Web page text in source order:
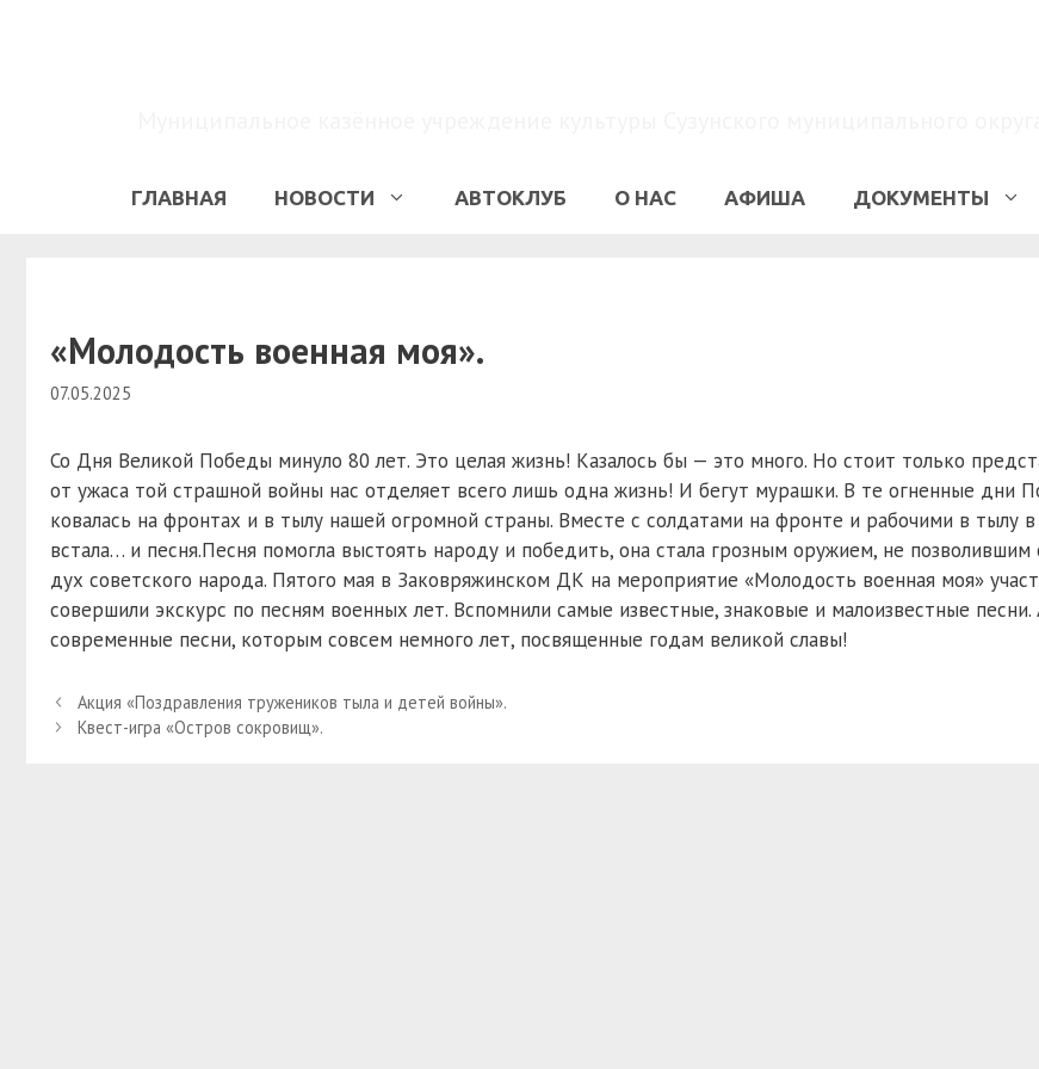
ГЛАВНАЯ НОВОСТИ АВТОКЛУБ О НАС АФИША ДОКУМЕНТЫ
«Молодость военная моя».
07.05.2025
Со Дня Великой Победы минуло 80 лет. Это целая жизнь! Казалось бы — это много. Но стоит только
от ужаса той страшной войны нас отделяет всего лишь одна жизнь! И бегут мурашки. В те огненные дни
ковалась на фронтах и в тылу нашей огромной страны. Вместе с солдатами на фронте и рабочими в тылу
встала… и песня.Песня помогла выстоять народу и победить, она стала грозным оружием, не позволившим
дух советского народа. Пятого мая в Заковряжинском ДК на мероприятие «Молодость военная моя»
совершили экскурс по песням военных лет. Вспомнили самые известные, знаковые и малоизвестные песни.
современные песни, которым совсем немного лет, посвященные годам великой славы!
Акция «Поздравления тружеников тыла и детей войны».
Квест-игра «Остров сокровищ».